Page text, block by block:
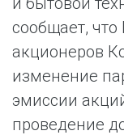
сообщает,
акционеров
изменение
эмиссии
проведение